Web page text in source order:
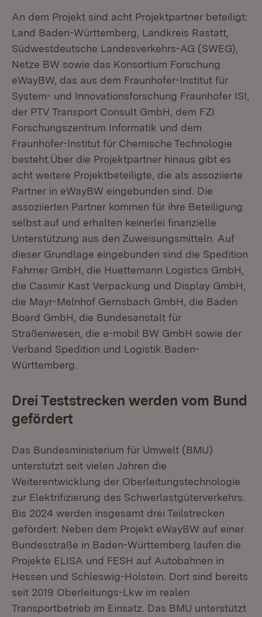
An dem Projekt sind acht Projektpartner beteiligt:
Land Baden-Württemberg, Landkreis Rastatt,
Südwestdeutsche Landesverkehrs-AG (SWEG),
Netze BW sowie das Konsortium Forschung
eWayBW, das aus dem Fraunhofer-Institut für
System- und Innovationsforschung Fraunhofer ISI,
der PTV Transport Consult GmbH, dem FZI
Forschungszentrum Informatik und dem
Fraunhofer-Institut für Chemische Technologie
besteht.Über die Projektpartner hinaus gibt es
acht weitere Projektbeteiligte, die als assoziierte
Partner in eWayBW eingebunden sind. Die
assoziierten Partner kommen für ihre Beteiligung
selbst auf und erhalten keinerlei finanzielle
Unterstützung aus den Zuweisungsmitteln. Auf
dieser Grundlage eingebunden sind die Spedition
Fahrner GmbH, die Huettemann Logistics GmbH,
die Casimir Kast Verpackung und Display GmbH,
die Mayr-Melnhof Gernsbach GmbH, die Baden
Board GmbH, die Bundesanstalt für
Straßenwesen, die e-mobil BW GmbH sowie der
Verband Spedition und Logistik Baden-
Württemberg.
Drei Teststrecken werden vom Bund
gefördert
Das Bundesministerium für Umwelt (BMU)
unterstützt seit vielen Jahren die
Weiterentwicklung der Oberleitungstechnologie
zur Elektrifizierung des Schwerlastgüterverkehrs.
Bis 2024 werden insgesamt drei Teilstrecken
gefördert: Neben dem Projekt eWayBW auf einer
Bundesstraße in Baden-Württemberg laufen die
Projekte ELISA und FESH auf Autobahnen in
Hessen und Schleswig-Holstein. Dort sind bereits
seit 2019 Oberleitungs-Lkw im realen
Transportbetrieb im Einsatz. Das BMU unterstützt